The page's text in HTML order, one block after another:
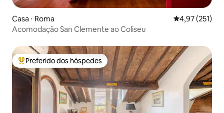
Casa ⋅ Roma 4,97 de uma
4,97 (251)
Acomodação San Clemente ao Coliseu
Entre os melhores preferidos dos hóspedes
Preferido dos hóspedes